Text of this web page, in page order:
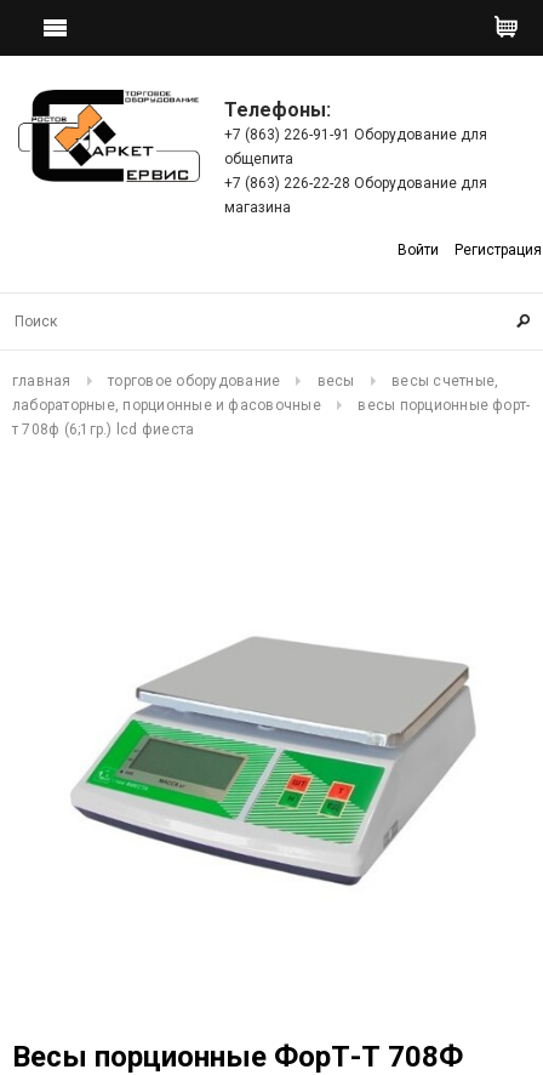
Телефоны:
+7 (863) 226-91-91 Оборудование для
общепита
+7 (863) 226-22-28 Оборудование для
магазина
Войти Регистрация
главная торговое оборудование весы
весы счетные,
лабораторные, порционные и фасовочные
весы порционные форт-
т 708ф (6;1гр.) lcd фиеста
Весы порционные ФорТ-Т 708Ф